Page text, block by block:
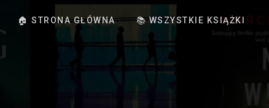
🏠 STRONA GŁÓWNA 📚 WSZYSTKIE KSIĄŻKI